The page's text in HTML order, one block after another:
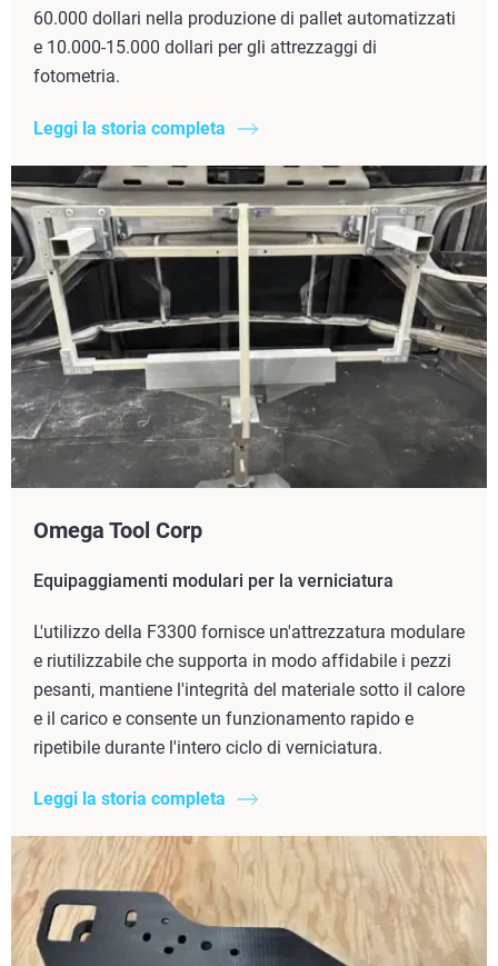
60.000 dollari nella produzione di pallet automatizzati
e 10.000-15.000 dollari per gli attrezzaggi di
fotometria.
Leggi la storia completa
Omega Tool Corp
Equipaggiamenti modulari per la verniciatura
L'utilizzo della F3300 fornisce un'attrezzatura modulare
e riutilizzabile che supporta in modo affidabile i pezzi
pesanti, mantiene l'integrità del materiale sotto il calore
e il carico e consente un funzionamento rapido e
ripetibile durante l'intero ciclo di verniciatura.
Leggi la storia completa